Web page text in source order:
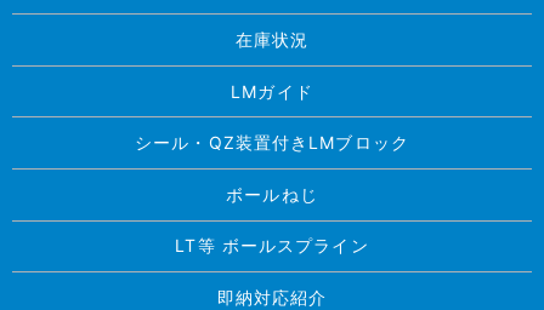
在庫状況
LMガイド
シール・QZ装置付きLMブロック
ボールねじ
LT等 ボールスプライン
即納対応紹介